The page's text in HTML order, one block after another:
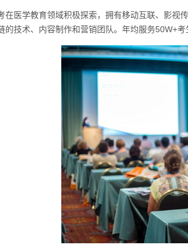
在医学教育领域积极探索，拥有移动互联、影视
的技术、内容制作和营销团队。年均服务50W+